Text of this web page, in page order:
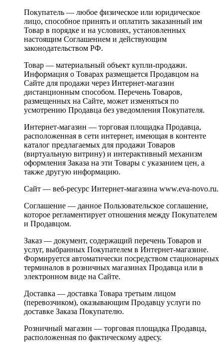
Покупатель — любое физическое или юридическое
лицо, способное принять и оплатить заказанный им
Товар в порядке и на условиях, установленных
настоящим Соглашением и действующим
законодательством РФ.
Товар — материальный объект купли-продажи.
Информация о Товарах размещается Продавцом на
Сайте для продажи через Интернет-магазин
дистанционным способом. Перечень Товаров,
размещенных на Сайте, может изменяться по
усмотрению Продавца без уведомления Покупателя.
Интернет-магазин — торговая площадка Продавца,
расположенная в сети интернет, имеющая в контенте
каталог предлагаемых для продажи Товаров
(виртуальную витрину) и интерактивный механизм
оформления Заказа на эти Товары с указанием цен, а
также другую информацию.
Сайт — веб-ресурс Интернет-магазина www.eva-novo.ru.
Соглашение — данное Пользовательское соглашение,
которое регламентирует отношения между Покупателем
и Продавцом.
Заказ — документ, содержащий перечень Товаров и
услуг, выбранных Покупателем в Интернет-магазине.
Формируется автоматически посредством стационарных
терминалов в розничных магазинах Продавца или в
электронном виде на Сайте.
Доставка — доставка Товара третьим лицом
(перевозчиком), оказывающим Продавцу услуги по
доставке Заказа Покупателю.
Розничный магазин — торговая площадка Продавца,
расположенная по фактическому адресу.